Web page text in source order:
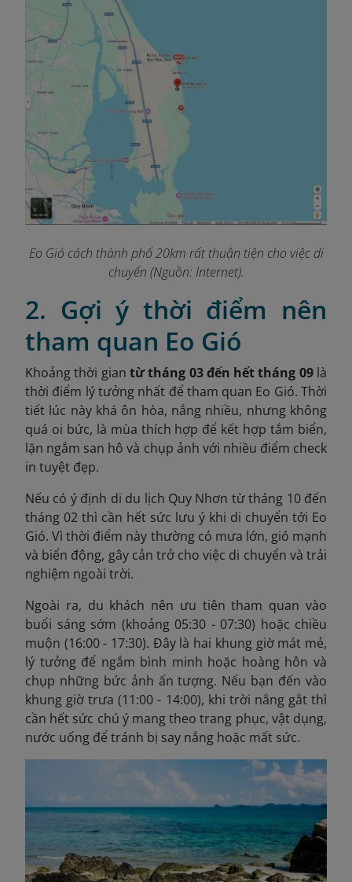
Eo Gió cách thành phố 20km rất thuận tiện cho việc di
chuyển (Nguồn: Internet).
2. Gợi ý thời điểm nên
tham quan Eo Gió
Khoảng thời gian từ tháng 03 đến hết tháng 09là
thời điểm lý tưởng nhất để tham quan Eo Gió. Thời
tiết lúc này khá ôn hòa, nắng nhiều, nhưng không
quá oi bức, là mùa thích hợp để kết hợp tắm biển,
lặn ngắm san hô và chụp ảnh với nhiều điểm check
in tuyệt đẹp.
Nếu có ý định di du lịch Quy Nhơn từ tháng 10 đến
tháng 02 thì cần hết sức lưu ý khi di chuyển tới Eo
Gió. Vì thời điểm này thường có mưa lớn, gió mạnh
và biển động, gây cản trở cho việc di chuyển và trải
nghiệm ngoài trời.
Ngoài ra, du khách nên ưu tiên tham quan vào
buổi sáng sớm (khoảng 05:30 - 07:30) hoặc chiều
muộn (16:00 - 17:30). Đây là hai khung giờ mát mẻ,
lý tưởng để ngắm bình minh hoặc hoàng hôn và
chụp những bức ảnh ấn tượng. Nếu bạn đến vào
khung giờ trưa (11:00 - 14:00), khi trời nắng gắt thì
cần hết sức chú ý mang theo trang phục, vật dụng,
nước uống để tránh bị say nắng hoặc mất sức.